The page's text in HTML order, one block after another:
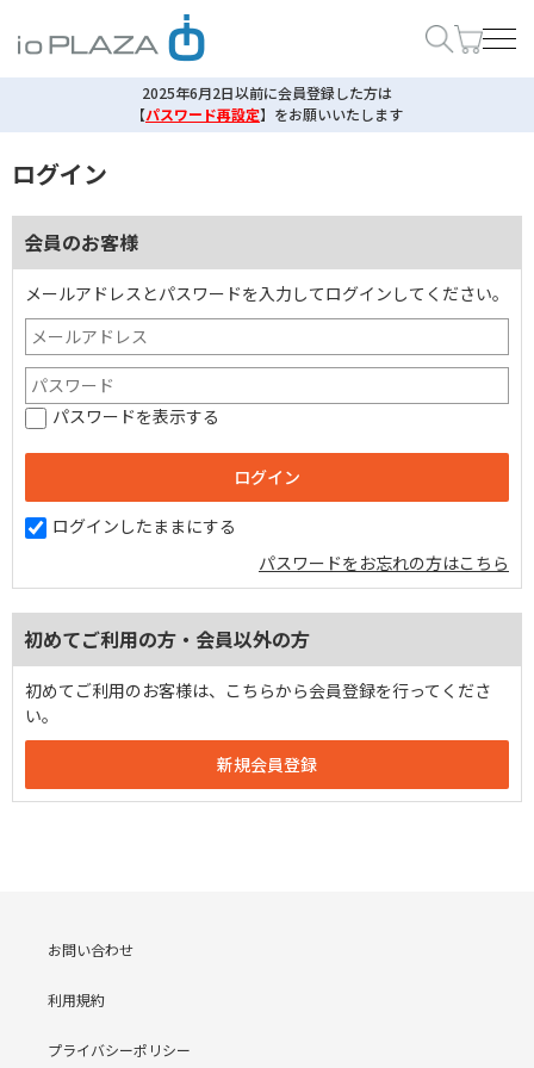
2025年6月2日以前に会員登録した方は
【パスワード再設定】 をお願いいたします
ログイン
会員のお客様
メールアドレスとパスワードを入力してログインしてください。
パスワードを表示する
ログインしたままにする
パスワードをお忘れの方はこちら
初めてご利用の方・会員以外の方
初めてご利用のお客様は、こちらから会員登録を行ってくださ
い。
お問い合わせ
利用規約
プライバシーポリシー